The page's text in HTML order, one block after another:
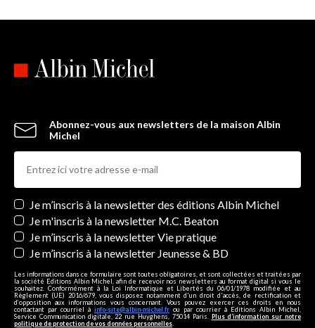
Abonnez-vous aux newsletters de la maison Albin
Michel
Newsletters
Je m’inscris à la newsletter des éditions Albin Michel
Je m'inscris à la newsletter M.C. Beaton
Je m’inscris à la newsletter Vie pratique
Je m’inscris à la newsletter Jeunesse & BD
Les informations dans ce formulaire sont toutes obligatoires, et sont collectées et traitées par
la société Editions Albin Michel, afin de recevoir nos newsletters au format digital si vous le
souhaitez. Conformément à la Loi Informatique et Libertés du 06/01/1978 modifiée et au
Règlement (UE) 2016/679, vous disposez notamment d'un droit d'accès, de rectification et
d’opposition aux informations vous concernant. Vous pouvez exercer ces droits en nous
contactant par courriel à info-site@albin-michel.fr ou par courrier à Editions Albin Michel,
Service Communication digitale, 22 rue Huyghens, 75014 Paris. Plus d’information sur notre
politique de protection de vos données personnelles